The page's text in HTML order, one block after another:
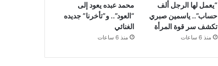
“يعمل لها الرجل ألف
حساب”.. ياسمين صبري
تكشف سر قوة المرأة
منذ 6 ساعات
محمد عبده يعود إلى
“العود”.. و”تأخرنا” جديده
الغنائي
منذ 6 ساعات